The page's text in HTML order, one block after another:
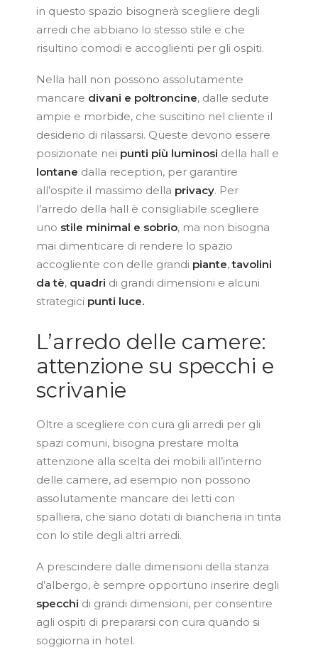
in questo spazio bisognerà scegliere degli
arredi che abbiano lo stesso stile e che
risultino comodi e accoglienti per gli ospiti.
Nella hall non possono assolutamente
mancare divani e poltroncine, dalle sedute
ampie e morbide, che suscitino nel cliente il
desiderio di rilassarsi. Queste devono essere
posizionate nei punti più luminosi della hall e
lontane dalla reception, per garantire
all’ospite il massimo della privacy. Per
l’arredo della hall è consigliabile scegliere
uno stile minimal e sobrio, ma non bisogna
mai dimenticare di rendere lo spazio
accogliente con delle grandi piante,tavolini
da tè, quadri di grandi dimensioni e alcuni
strategici punti luce.
L’arredo delle camere:
attenzione su specchi e
scrivanie
Oltre a scegliere con cura gli arredi per gli
spazi comuni, bisogna prestare molta
attenzione alla scelta dei mobili all’interno
delle camere, ad esempio non possono
assolutamente mancare dei letti con
spalliera, che siano dotati di biancheria in tinta
con lo stile degli altri arredi.
A prescindere dalle dimensioni della stanza
d’albergo, è sempre opportuno inserire degli
specchi di grandi dimensioni, per consentire
agli ospiti di prepararsi con cura quando si
soggiorna in hotel.